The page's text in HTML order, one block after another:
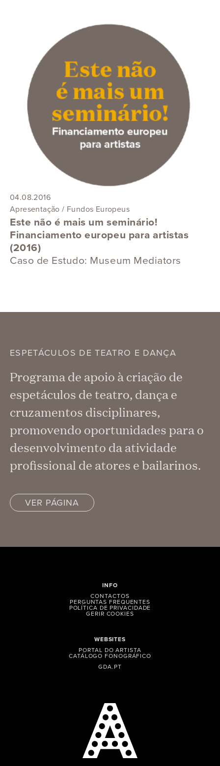
04.08.2016
Apresentação / Fundos Europeus
Este não é mais um seminário!
Financiamento europeu para artistas
(2016)
Caso de Estudo: Museum Mediators
ESPETÁCULOS DE TEATRO E DANÇA
Programa de apoio à criação de
espetáculos de teatro, dança e
cruzamentos disciplinares,
promovendo oportunidades para o
desenvolvimento da atividade
profissional de atores e bailarinos.
VER PÁGINA
WEBSITES
PORTAL DO ARTISTA
CATÁLOGO FONOGRÁFICO
GDA.PT
INFO
CONTACTOS
PERGUNTAS FREQUENTES
POLÍTICA DE PRIVACIDADE
GERIR COOKIES